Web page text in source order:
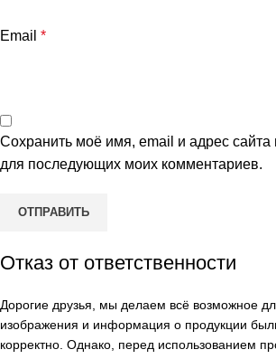
Email *
Сохранить моё имя, email и адрес сайта
для последующих моих комментариев.
Отказ от ответственности
Дорогие друзья, мы делаем всё возможное
изображения и информация о продукции
корректно. Однако, перед использованием